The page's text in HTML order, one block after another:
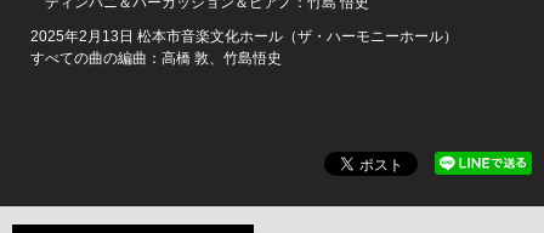
2025年2月13日 松本市音楽文化ホール（ザ・ハーモニーホール）
すべての曲の編曲：高橋 敦、竹島悟史